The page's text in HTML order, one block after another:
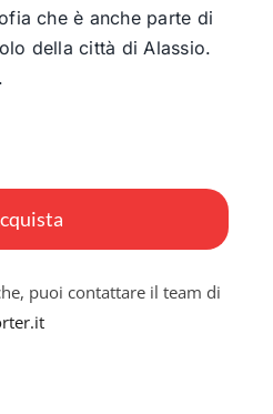
che è anche parte di
della città di Alassio.
puoi contattare il team di